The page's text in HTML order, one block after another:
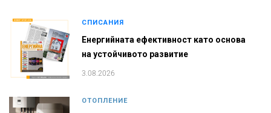
СПИСАНИЯ
Енергийната ефективност като основа
на устойчивото развитие
3.08.2026
ОТОПЛЕНИЕ